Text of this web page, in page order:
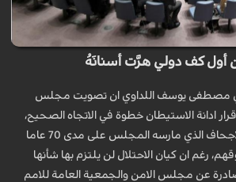
أول كف دولي هرَّت أسنانَهُ
مصطفى يوسف اللداوي ان تصويت مجلس
قرار ادانة الاستيطان خطوة في الاتجاه الصحيح،
وتثلج الصدور رغم كل الاجحاف الذي مارسه المجلس على مدى 70 عاما
رغم ان كيان الاحتلال لن يلتزم بها شأنها
عن مجلس الامن والجمعية العامة للامم